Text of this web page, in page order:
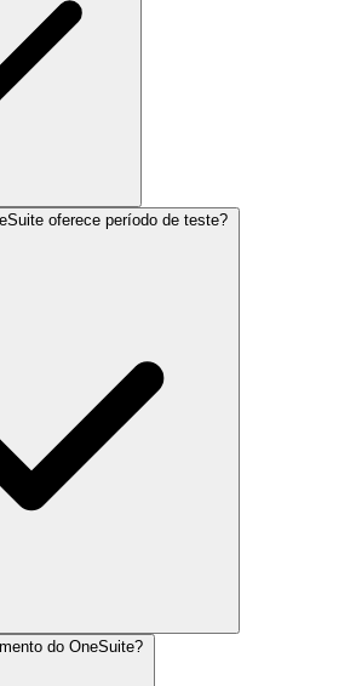
de Software:
rastrear bugs, cuidar das
clientes e otimizar processos de
oferece período de teste?
do OneSuite?